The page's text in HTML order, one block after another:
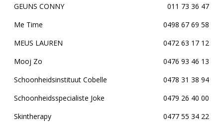
GEUNS CONNY
011 73 36 47
Me Time
0498 67 69 58
MEUS LAUREN
0472 63 17 12
Mooj Zo
0476 93 46 13
Schoonheidsinstituut Cobelle
0478 31 38 94
Schoonheidsspecialiste Joke
0479 26 40 00
Skintherapy
0477 55 34 22